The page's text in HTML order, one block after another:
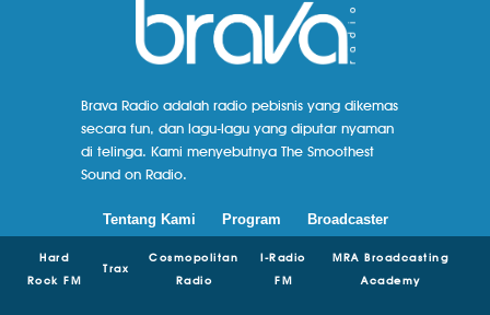
Brava Radio adalah radio pebisnis yang dikemas
secara fun, dan lagu-lagu yang diputar nyaman
di telinga. Kami menyebutnya The Smoothest
Sound on Radio.
Tentang Kami Program Broadcaster
Hard
Rock FM
Trax
Cosmopolitan
Radio
I-Radio
FM
MRA Broadcasting
Academy